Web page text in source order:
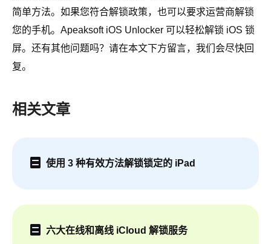
简单方法。如果您符合解锁政策，也可以要求运营商解锁
您的手机。Apeaksoft iOS Unlocker 可以轻松解锁 iOS 锁
屏。还有其他问题吗？请在本文下方留言，我们会尽快回
复。
相关文章
使用 3 种有效方法解锁锁定的 iPad
六大在线和离线 iCloud 解锁服务